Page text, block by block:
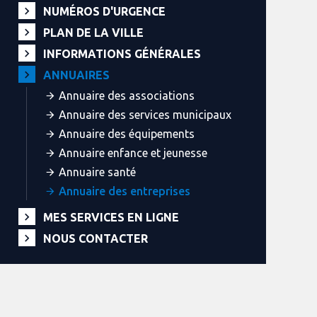
NUMÉROS D'URGENCE
PLAN DE LA VILLE
INFORMATIONS GÉNÉRALES
ANNUAIRES
Annuaire des associations
Annuaire des services municipaux
Annuaire des équipements
Annuaire enfance et jeunesse
Annuaire santé
Annuaire des entreprises
MES SERVICES EN LIGNE
NOUS CONTACTER